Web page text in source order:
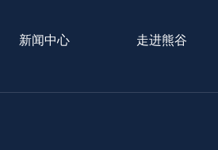
新闻中心 走进熊谷